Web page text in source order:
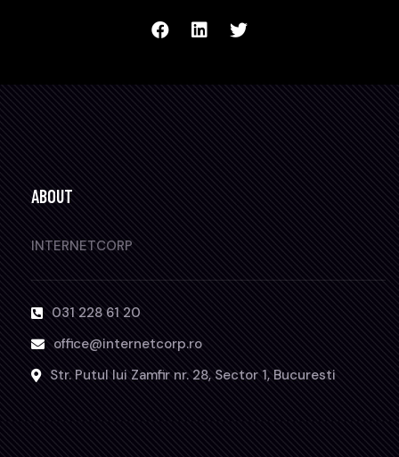
ABOUT
INTERNETCORP
031 228 61 20
office@internetcorp.ro
Str. Putul lui Zamfir nr. 28, Sector 1, Bucuresti